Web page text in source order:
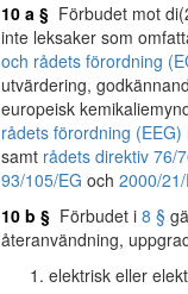
10 a § Förbudet mot
inte leksaker som
och rådets förordning
utvärdering,
europeisk
rådets förordning (EEG)
samt rådets direktiv 76/
93/105/EG och 2000/
10 b § Förbudet i 8 §
återanvändning,
elektrisk eller